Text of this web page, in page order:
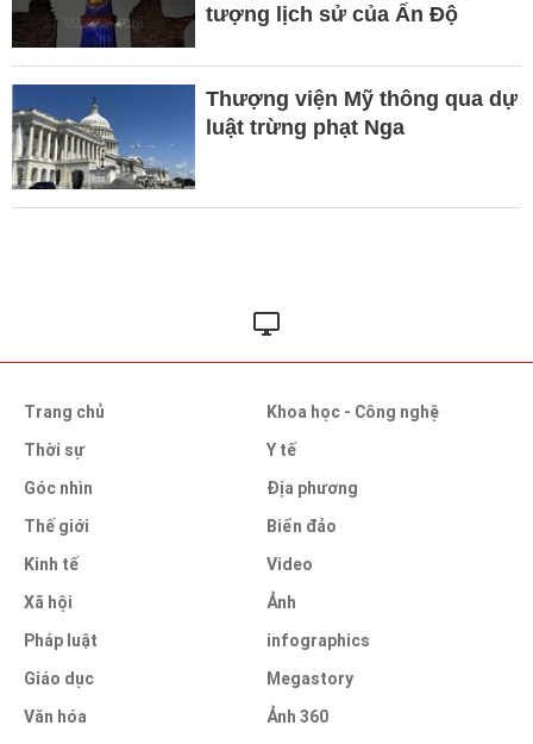
tượng lịch sử của Ấn Độ
Thượng viện Mỹ thông qua dự
luật trừng phạt Nga
Trang chủ
Thời sự
Góc nhìn
Thế giới
Kinh tế
Xã hội
Pháp luật
Giáo dục
Văn hóa
Khoa học - Công nghệ
Y tế
Địa phương
Biển đảo
Video
Ảnh
infographics
Megastory
Ảnh 360